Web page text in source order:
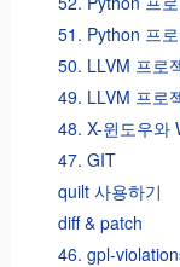
51. Python 프
50. LLVM 프로
49. LLVM 프로
48. X-윈도우와
47. GIT
quilt 사용하기
diff & patch
46. gpl-